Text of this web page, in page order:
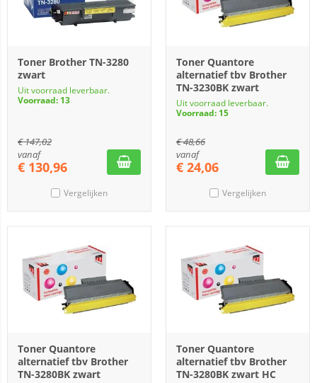
Toner Brother TN-3280
zwart
Uit voorraad leverbaar.
Voorraad: 13
€147,02
vanaf
€ 130,96
Vergelijken
Toner Quantore
alternatief tbv Brother
TN-3230BK zwart
Uit voorraad leverbaar.
Voorraad: 15
€48,66
vanaf
€ 24,06
Vergelijken
Toner Quantore
alternatief tbv Brother
TN-3280BK zwart
Toner Quantore
alternatief tbv Brother
TN-3280BK zwart HC